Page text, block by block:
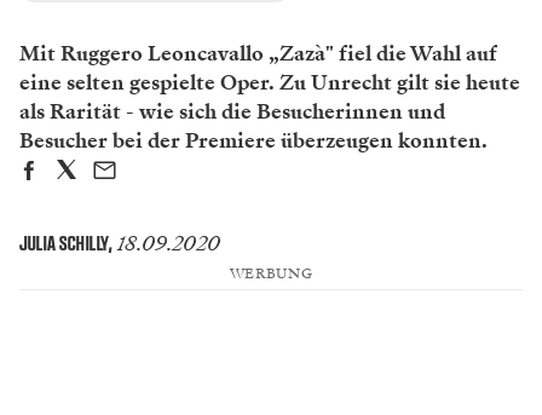
Mit Ruggero Leoncavallo „Zazà" fiel die Wahl auf
eine selten gespielte Oper. Zu Unrecht gilt sie heute
als Rarität - wie sich die Besucherinnen und
Besucher bei der Premiere überzeugen konnten.
JULIA SCHILLY, 18.09.2020
WERBUNG